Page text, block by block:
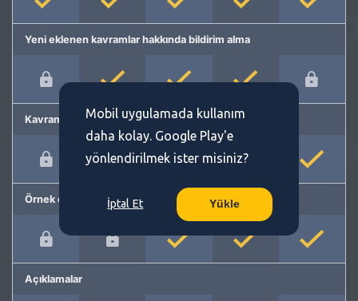
Yeni eklenen kavramlar hakkında bildirim alma
Kavram önerme
Örnek cümleler
Açıklamalar
Mobil uygulamada kullanım
daha kolay. Google Play'e
yönlendirilmek ister misiniz?
İptal Et Yükle